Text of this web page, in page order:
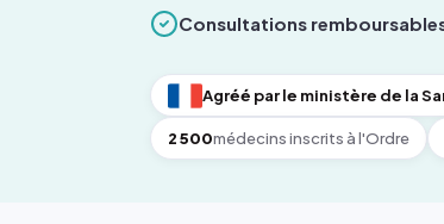
Consultations
Agréé par le ministère de la
2 500médecins inscrits à l'Ordre